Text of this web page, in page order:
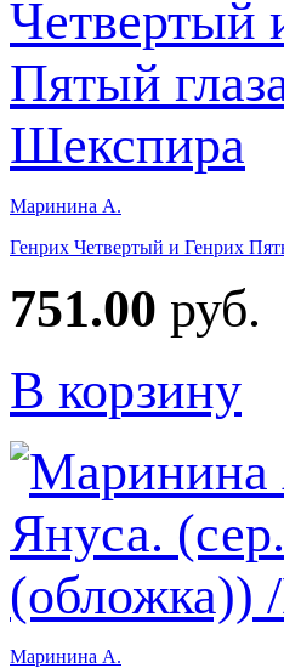
Маринина А.
Генрих Четвертый и Генрих
751.00 руб.
В корзину
Маринина А.